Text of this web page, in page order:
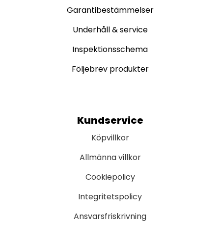
Garantibestämmelser
Underhåll & service
Inspektionsschema
Följebrev produkter
Kundservice
Köpvillkor
Allmänna villkor
Cookiepolicy
Integritetspolicy
Ansvarsfriskrivning